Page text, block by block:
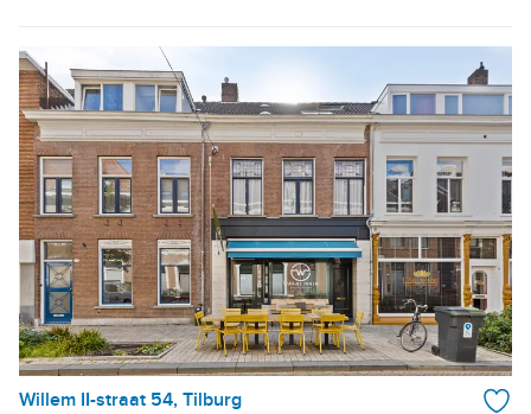
Willem II-straat 54, Tilburg